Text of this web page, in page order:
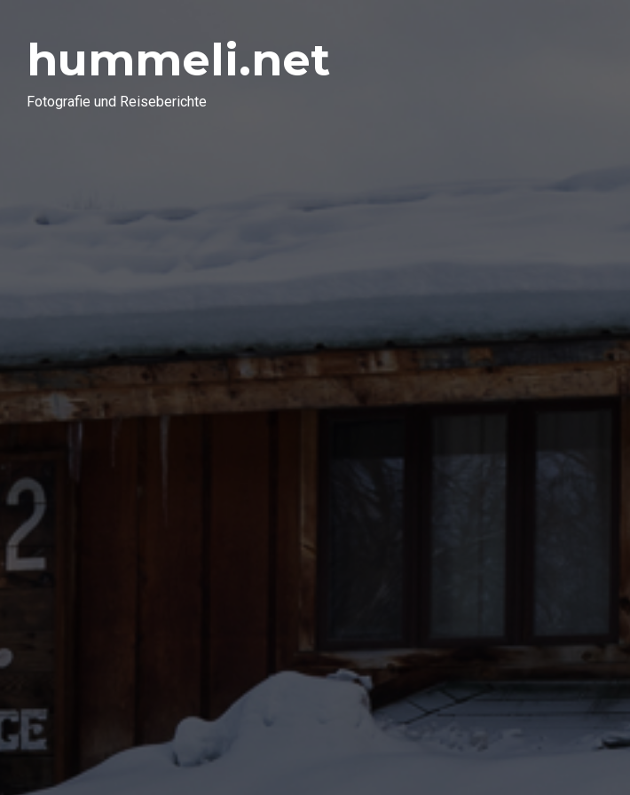
hummeli.net
Fotografie und Reiseberichte